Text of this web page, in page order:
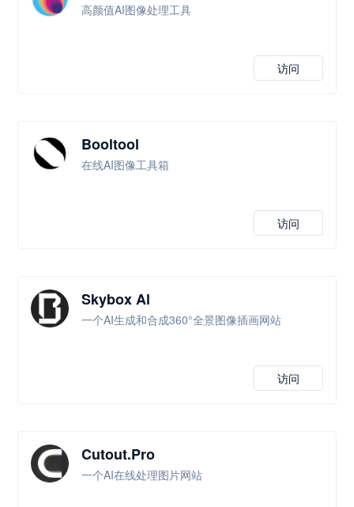
高颜值AI图像处理工具
访问
Booltool
在线AI图像工具箱
访问
Skybox Al
一个AI生成和合成360°全景图像插画网站
访问
Cutout.Pro
一个AI在线处理图片网站